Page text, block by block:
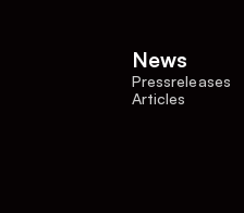
News
Pressreleases
Articles